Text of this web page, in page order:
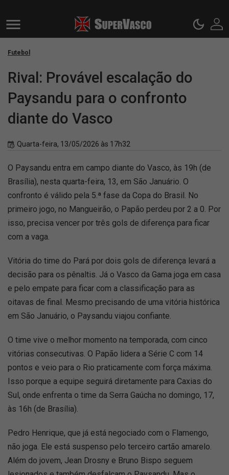
Futebol
Rival: Provável escalação do
Paysandu para o confronto
diante do Vasco
Quarta-feira, 13/05/2026 às 17h32
O Paysandu entra em campo diante do Vasco, às 19h (de
Brasília), nesta quarta-feira, 13, em São Januário. O
confronto é válido pela 5.ª fase da Copa do Brasil. No
primeiro jogo, no Mangueirão, o Papão perdeu por 2 a 0. Por
isso, precisa vencer por três gols de diferença para ficar
com a vaga.
Vitória do time do Pará por dois gols de diferença levará a
decisão para os pênaltis. Já o Vasco da Gama joga em casa
e pelo empate para ficar com a classificação para as
oitavas de final. Mesmo precisando de uma vitória histórica
em São Januário, o Paysandu viajou confiante.
O time vive o melhor momento na temporada, com cinco
vitórias consecutivas. O Papão lidera a Série C com 14
pontos e veio para o Rio praticamente com força máxima.
Isso porque a equipe seguirá diretamente para Caxias do
Sul, onde enfrenta o time da Serra Gaúcha no domingo, 17,
às 16h (de Brasília).
Pedro Henrique, que já está negociado com o Flamengo,
não joga. Ele está suspenso pelo terceiro cartão amarelo.
Além do jovem, Jean Drosny e Bruno Bispo seguem